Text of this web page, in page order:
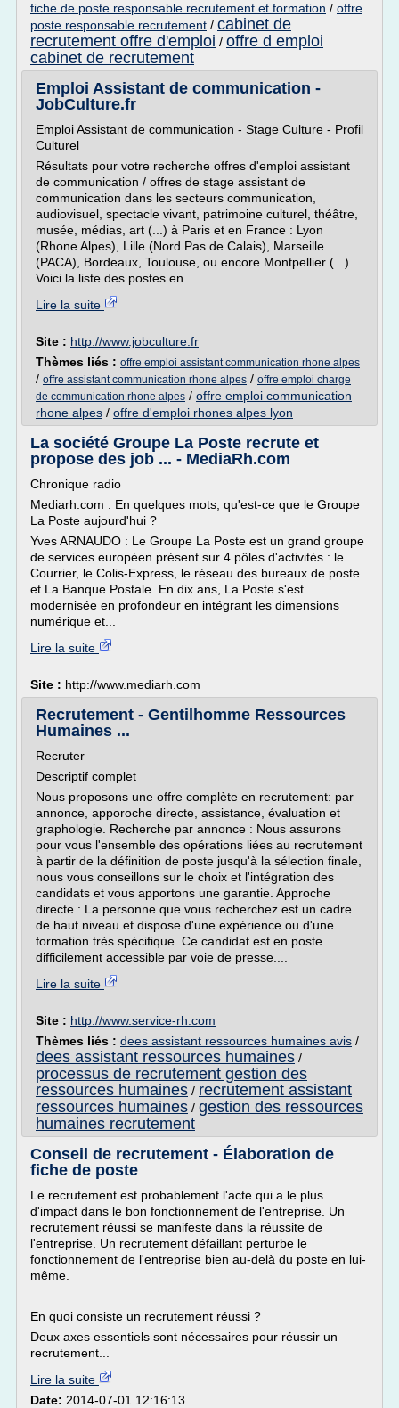
fiche de poste responsable recrutement et formation / offre
poste responsable recrutement / cabinet de
recrutement offre d'emploi / offre d emploi
cabinet de recrutement
Emploi Assistant de communication -
JobCulture.fr
Emploi Assistant de communication - Stage Culture - Profil
Culturel
Résultats pour votre recherche offres d'emploi assistant
de communication / offres de stage assistant de
communication dans les secteurs communication,
audiovisuel, spectacle vivant, patrimoine culturel, théâtre,
musée, médias, art (...) à Paris et en France : Lyon
(Rhone Alpes), Lille (Nord Pas de Calais), Marseille
(PACA), Bordeaux, Toulouse, ou encore Montpellier (...)
Voici la liste des postes en...
Lire la suite
Site : http://www.jobculture.fr
Thèmes liés : offre emploi assistant communication rhone alpes
/ offre assistant communication rhone alpes / offre emploi charge
de communication rhone alpes / offre emploi communication
rhone alpes / offre d'emploi rhones alpes lyon
La société Groupe La Poste recrute et
propose des job ... - MediaRh.com
Chronique radio
Mediarh.com : En quelques mots, qu'est-ce que le Groupe
La Poste aujourd'hui ?
Yves ARNAUDO : Le Groupe La Poste est un grand groupe
de services européen présent sur 4 pôles d'activités : le
Courrier, le Colis-Express, le réseau des bureaux de poste
et La Banque Postale. En dix ans, La Poste s'est
modernisée en profondeur en intégrant les dimensions
numérique et...
Lire la suite
Site : http://www.mediarh.com
Recrutement - Gentilhomme Ressources
Humaines ...
Recruter
Descriptif complet
Nous proposons une offre complète en recrutement: par
annonce, apporoche directe, assistance, évaluation et
graphologie. Recherche par annonce : Nous assurons
pour vous l'ensemble des opérations liées au recrutement
à partir de la définition de poste jusqu'à la sélection finale,
nous vous conseillons sur le choix et l'intégration des
candidats et vous apportons une garantie. Approche
directe : La personne que vous recherchez est un cadre
de haut niveau et dispose d'une expérience ou d'une
formation très spécifique. Ce candidat est en poste
difficilement accessible par voie de presse....
Lire la suite
Site : http://www.service-rh.com
Thèmes liés : dees assistant ressources humaines avis /
dees assistant ressources humaines /
processus de recrutement gestion des
ressources humaines / recrutement assistant
ressources humaines / gestion des ressources
humaines recrutement
Conseil de recrutement - Élaboration de
fiche de poste
Le recrutement est probablement l'acte qui a le plus
d'impact dans le bon fonctionnement de l'entreprise. Un
recrutement réussi se manifeste dans la réussite de
l'entreprise. Un recrutement défaillant perturbe le
fonctionnement de l'entreprise bien au-delà du poste en lui-
même.
En quoi consiste un recrutement réussi ?
Deux axes essentiels sont nécessaires pour réussir un
recrutement...
Lire la suite
Date: 2014-07-01 12:16:13